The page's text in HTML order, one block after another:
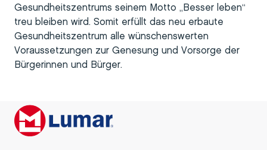
Gesundheitszentrums seinem Motto „Besser leben“
treu bleiben wird. Somit erfüllt das neu erbaute
Gesundheitszentrum alle wünschenswerten
Voraussetzungen zur Genesung und Vorsorge der
Bürgerinnen und Bürger.